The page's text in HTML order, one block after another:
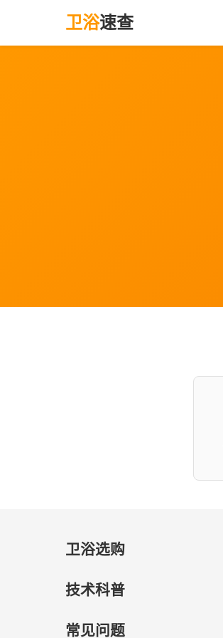
卫浴速查
卫浴选购
技术科普
常见问题